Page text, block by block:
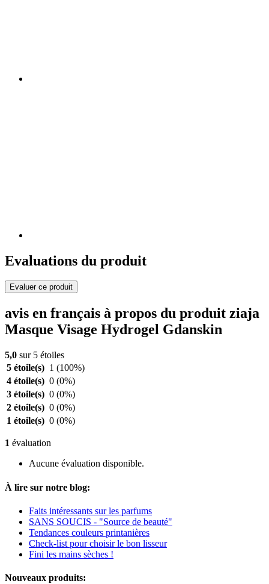
Evaluations du produit
Evaluer ce produit
avis en français à propos du produit ziaja
Masque Visage Hydrogel Gdanskin
5,0 sur 5 étoiles
5 étoile(s) 1 (100%)
4 étoile(s) 0 (0%)
3 étoile(s) 0 (0%)
2 étoile(s) 0 (0%)
1 étoile(s) 0 (0%)
1 évaluation
Aucune évaluation disponible.
À lire sur notre blog:
Faits intéressants sur les parfums
SANS SOUCIS - "Source de beauté"
Tendances couleurs printanières
Check-list pour choisir le bon lisseur
Fini les mains sèches !
Nouveaux produits: